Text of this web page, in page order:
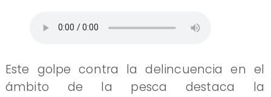
Este golpe contra la delincuencia en el
ámbito de la pesca destaca la